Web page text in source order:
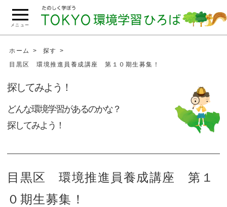
ペ
本
移
メニュー
ホーム
探す
目黒区 環境推進員養成講座 第１０期生募集！
探してみよう！
どんな環境学習があるのかな？
探してみよう！
目黒区 環境推進員養成講座 第１
０期生募集！